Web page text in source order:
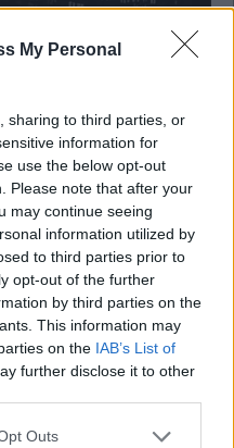
My Personal
sharing to third parties, or
information for
use the below opt-out
Please note that after your
may continue seeing
information utilized by
to third parties prior to
opt-out of the further
by third parties on the
This information may
on the IAB’s List of
further disclose it to other
Outs
για Metlen